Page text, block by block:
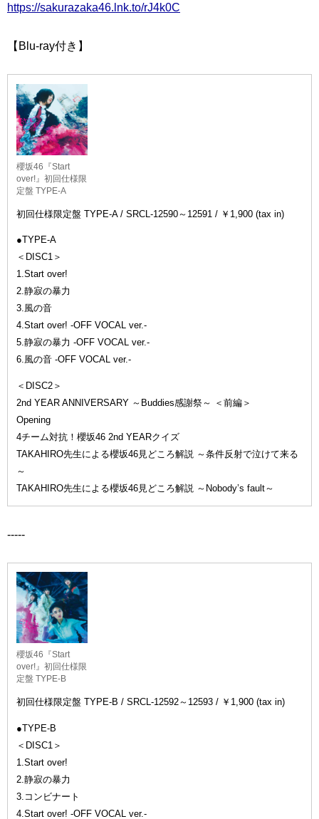
https://sakurazaka46.lnk.to/rJ4k0C
【Blu-ray付き】
櫻坂46『Start
over!』初回仕様限
定盤 TYPE-A
初回仕様限定盤 TYPE-A / SRCL-12590～12591 / ￥1,900 (tax in)
●TYPE-A
＜DISC1＞
1.Start over!
2.静寂の暴力
3.風の音
4.Start over! -OFF VOCAL ver.-
5.静寂の暴力 -OFF VOCAL ver.-
6.風の音 -OFF VOCAL ver.-
＜DISC2＞
2nd YEAR ANNIVERSARY ～Buddies感謝祭～ ＜前編＞
Opening
4チーム対抗！櫻坂46 2nd YEARクイズ
TAKAHIRO先生による櫻坂46見どころ解説 ～条件反射で泣けて来る
～
TAKAHIRO先生による櫻坂46見どころ解説 ～Nobody’s fault～
-----
櫻坂46『Start
over!』初回仕様限
定盤 TYPE-B
初回仕様限定盤 TYPE-B / SRCL-12592～12593 / ￥1,900 (tax in)
●TYPE-B
＜DISC1＞
1.Start over!
2.静寂の暴力
3.コンビナート
4.Start over! -OFF VOCAL ver.-